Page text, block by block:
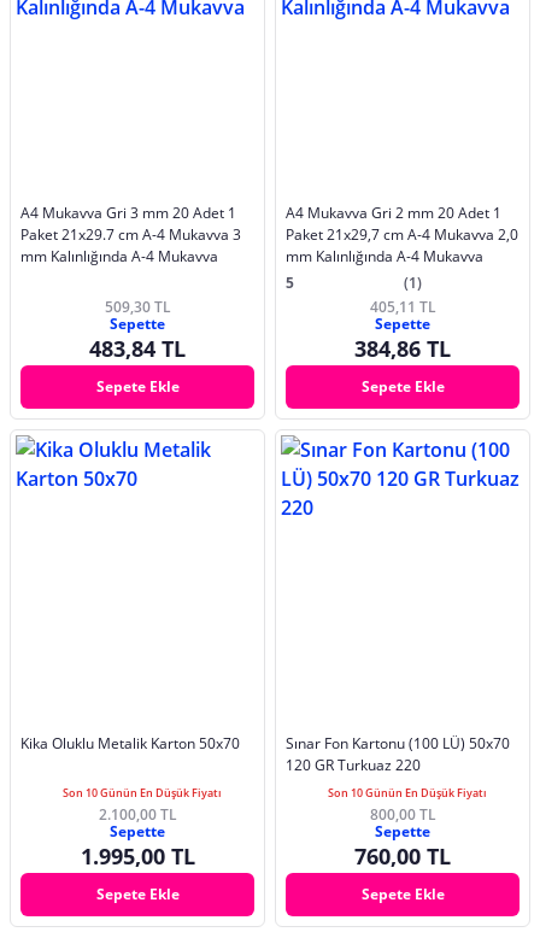
A4 Mukavva Gri 3 mm 20 Adet 1
Paket 21x29.7 cm A-4 Mukavva 3
mm Kalınlığında A-4 Mukavva
509,30 TL
Sepette
483,84 TL
Sepete Ekle
A4 Mukavva Gri 2 mm 20 Adet 1
Paket 21x29,7 cm A-4 Mukavva 2,0
mm Kalınlığında A-4 Mukavva
5
(1)
405,11 TL
Sepette
384,86 TL
Sepete Ekle
Kika Oluklu Metalik Karton 50x70
Son 10 Günün En Düşük Fiyatı
2.100,00 TL
Sepette
1.995,00 TL
Sepete Ekle
Sınar Fon Kartonu (100 LÜ) 50x70
120 GR Turkuaz 220
Son 10 Günün En Düşük Fiyatı
800,00 TL
Sepette
760,00 TL
Sepete Ekle